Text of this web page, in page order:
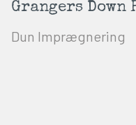
Grangers Down
Dun Imprægnering